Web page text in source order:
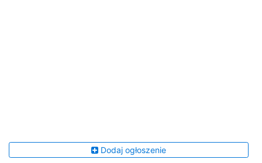
Dodaj ogłoszenie